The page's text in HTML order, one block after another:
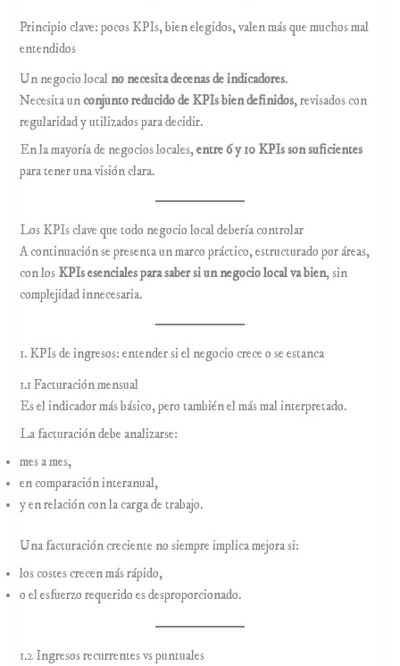
Principio clave: pocos KPIs, bien elegidos, valen más que muchos mal
entendidos
Un negocio local no necesita decenas de indicadores.
Necesita unconjunto reducido de KPIs bien definidos, revisados con
regularidad y utilizados para decidir.
En la mayoría de negocios locales,entre 6 y 10 KPIs son suficientes
para tener una visión clara.
Los KPIs clave que todo negocio local debería controlar
A continuación se presenta un marco práctico, estructurado por áreas,
con los KPIs esenciales para saber si un negocio local va bien, sin
complejidad innecesaria.
1. KPIs de ingresos: entender si el negocio crece o se estanca
1.1 Facturación mensual
Es el indicador más básico, pero también el más mal interpretado.
La facturación debe analizarse:
mes a mes,
en comparación interanual,
y en relación con la carga de trabajo.
Una facturación creciente no siempre implica mejora si:
los costes crecen más rápido,
o el esfuerzo requerido es desproporcionado.
1.2 Ingresos recurrentes vs puntuales